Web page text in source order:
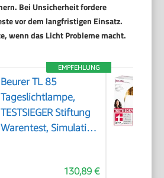
Bei Unsicherheit fordere
vor dem langfristigen Einsatz.
wenn das Licht Probleme macht.
EMPFEHLUNG
Beurer TL 85
Tageslichtlampe,
TESTSIEGER Stiftung
Warentest, Simulation
130,89 €